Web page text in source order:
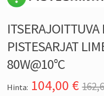
PISTESARJAT
80W@10°C
Hinta: 104,00 €